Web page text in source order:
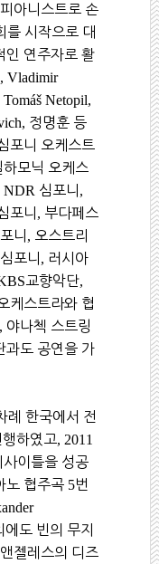
아니스트로 손
를 시작으로 대
인 연주자로 활
Vladimir
Tomáš Netopil,
정명훈 등
포니 오케스트
하모닉 오케스
NDR 심포니 ,
포니 , 부다페스
니 , 오스트리
포니 , 러시아
교향악단,
케스트라와 협
, 야나첵 스트링
과도 공연을 가
례 한국에서 전
하였고, 2011
사이틀을 성공
노 협주곡 5번
도 빈의 무지
젤레스의 디즈